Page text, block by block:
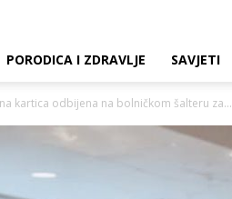
PORODICA I ZDRAVLJE SAVJETI
kartica odbijena na bolničkom šalteru za...